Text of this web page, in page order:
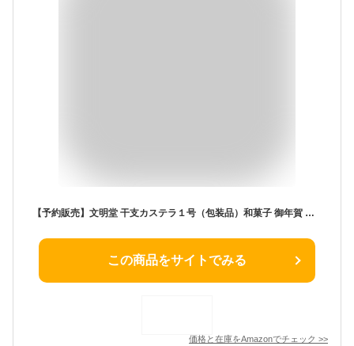
【予約販売】文明堂 干支カステラ１号（包装品）和菓子 御年賀 お年賀 お正月 ギフト 手提げ袋付き プレゼント 贈答品 贈り物 手土産 熨斗 和菓子 スイーツ 焼菓子 蜂蜜 はちみつ お菓子 帰省土産 春ギフト お返し お礼 入学祝い 新生活 就職祝い クリスマス ※出荷元と販売元が【公式】文明堂東京となっていることをご確認ください。※こちらの商品は12月24日以降の発送となります
この商品をサイトでみる
価格と在庫をAmazonでチェック >>